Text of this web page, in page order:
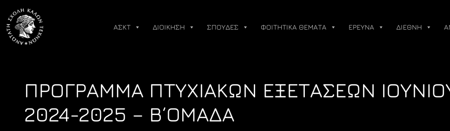
content
ΑΣΚΤ ΔΙΟΙΚΗΣΗ ΣΠΟΥΔΕΣ ΦΟΙΤΗΤΙΚΑ ΘΕΜΑΤΑ ΕΡΕΥΝΑ ΔΙΕΘΝΗ
ΠΡΟΓΡΑΜΜΑ ΠΤΥΧΙΑΚΩΝ ΕΞΕΤΑΣΕΩΝ
2024-2025 – Β΄ΟΜΑΔΑ